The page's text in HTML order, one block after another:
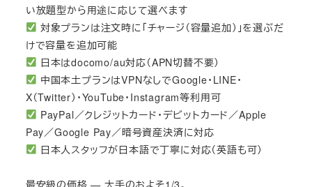
い放題型から用途に応じて選べます
対象プランは注文時に「チャージ（容量追加）」を選ぶだ
けで容量を追加可能
日本はdocomo/au対応（APN切替不要）
中国本土プランはVPNなしでGoogle・LINE・
X（Twitter）・YouTube・Instagram等利用可
PayPal／クレジットカード・デビットカード／Apple
Pay／Google Pay／暗号資産決済に対応
日本人スタッフが日本語で丁寧に対応（英語も可）
最安級の価格 — 大手のおよそ1/3。